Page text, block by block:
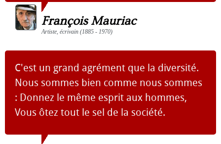
François Mauriac
Artiste, écrivain (1885 - 1970)
C'est un grand agrément que la diversité.
Nous sommes bien comme nous sommes
: Donnez le même esprit aux hommes,
Vous ôtez tout le sel de la société.